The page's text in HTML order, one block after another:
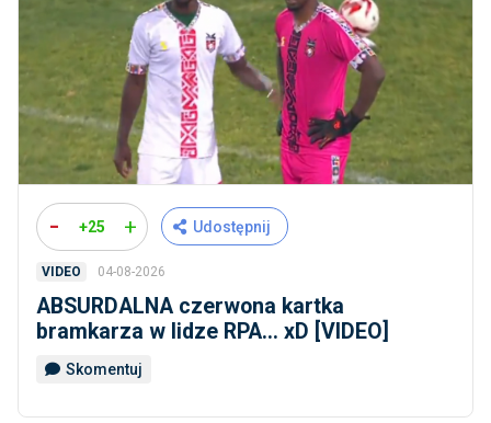
- +25 + Udostępnij
VIDEO 04-08-2026
ABSURDALNA czerwona kartka
bramkarza w lidze RPA... xD [VIDEO]
Skomentuj